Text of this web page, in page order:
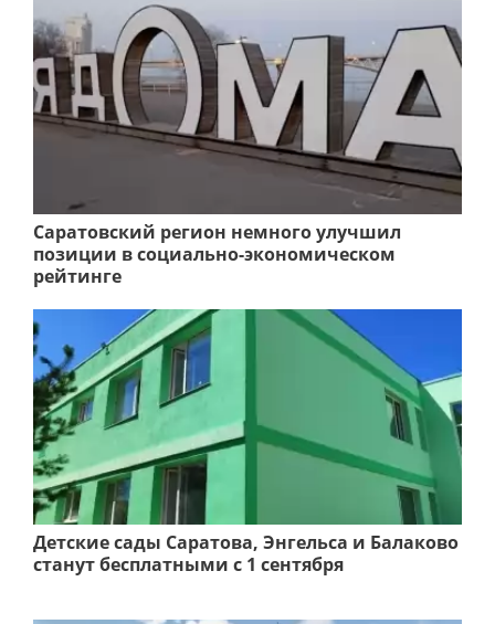
Саратовский регион немного улучшил
позиции в социально-экономическом
рейтинге
Детские сады Саратова, Энгельса и Балаково
станут бесплатными с 1 сентября